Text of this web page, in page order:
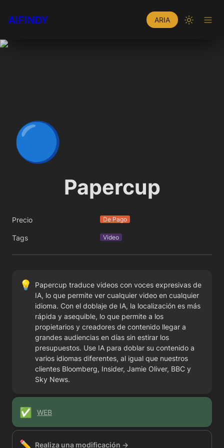
AIFINDY ARIA
🔵
Papercup
Precio De Pago
Tags Video
💡
Papercup traduce videos con voces expresivas de
IA, lo que permite ver cualquier video en cualquier
idioma. Con el doblaje de IA, la localización es más
rápida y asequible, lo que permite a los
propietarios y creadores de contenido llegar a
grandes audiencias en días sin estirar los
presupuestos. Use IA para doblar su contenido a
varios idiomas diferentes, al igual que nuestros
clientes Bloomberg, Insider, Jamie Oliver, BBC y
Sky News.
✅ WEB
✏️ Realiza una modificación →